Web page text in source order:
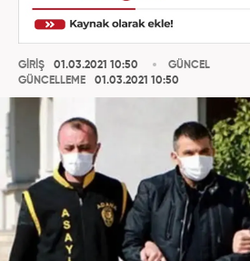
GİRİŞ
01.03.2021 10:50
GÜNCELLEME
01.03.2021 10:50
GÜNCEL